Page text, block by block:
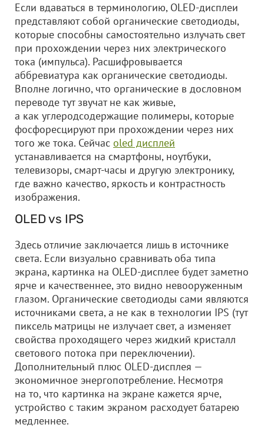
Если вдаваться в терминологию, OLED-дисплеи
представляют собой органические светодиоды,
которые способны самостоятельно излучать свет
при прохождении через них электрического
тока (импульса). Расшифровывается
аббревиатура как органические светодиоды.
Вполне логично, что органические в дословном
переводе тут звучат не как живые,
а как углеродсодержащие полимеры, которые
фосфоресцируют при прохождении через них
того же тока. Сейчас oled дисплей
устанавливается на смартфоны, ноутбуки,
телевизоры, смарт-часы и другую электронику,
где важно качество, яркость и контрастность
изображения.
OLED vs IPS
Здесь отличие заключается лишь в источнике
света. Если визуально сравнивать оба типа
экрана, картинка на OLED-дисплее будет заметно
ярче и качественнее, это видно невооруженным
глазом. Органические светодиоды сами являются
источниками света, а не как в технологии IPS (тут
пиксель матрицы не излучает свет, а изменяет
свойства проходящего через жидкий кристалл
светового потока при переключении).
Дополнительный плюс OLED-дисплея —
экономичное энергопотребление. Несмотря
на то, что картинка на экране кажется ярче,
устройство с таким экраном расходует батарею
медленнее.